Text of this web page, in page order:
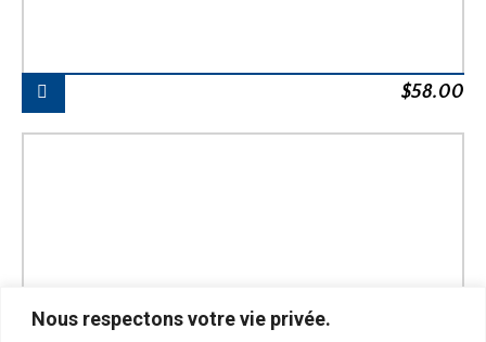
Nous respectons votre vie privée.
$58.00